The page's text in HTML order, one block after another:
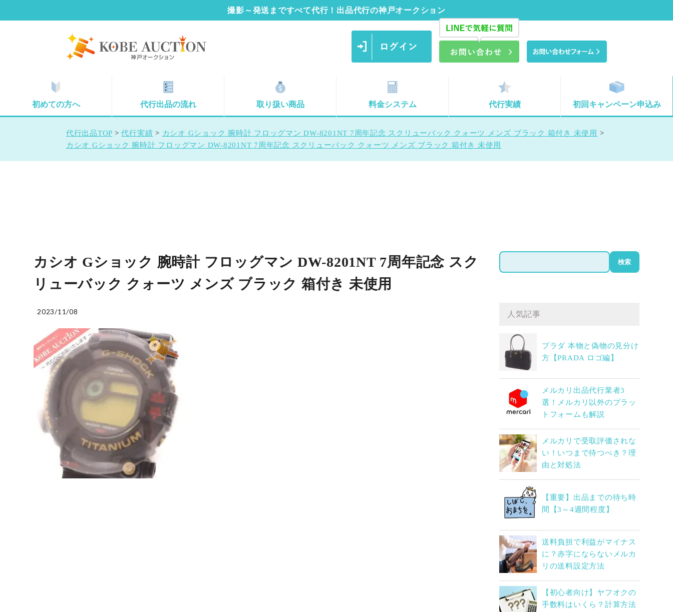
撮影～発送まですべて代行！出品代行の神戸オークション
初めての方へ 代行出品の流れ 取り扱い商品 料金システム 代行実績 初回キャンペーン申込み
代行出品TOP >代行実績 > カシオ Gショック 腕時計 フロッグマン DW-8201NT 7周年記念 スクリューバック クォーツ メンズ ブラック 箱付き 未使用 >
カシオ Gショック 腕時計 フロッグマン DW-8201NT 7周年記念 スクリューバック クォーツ メンズ ブラック 箱付き 未使用
カシオ Gショック 腕時計 フロッグマン DW-8201NT 7周年記念 スク
リューバック クォーツ メンズ ブラック 箱付き 未使用
2023/11/08
検
索
検索
人気記事
プラダ 本物と偽物の見分け
方【PRADA ロゴ編】
メルカリ出品代行業者3
選！メルカリ以外のプラッ
トフォームも解説
メルカリで受取評価されな
い！いつまで待つべき？理
由と対処法
【重要】出品までの待ち時
間【3～4週間程度】
送料負担で利益がマイナス
に？赤字にならないメルカ
リの送料設定方法
【初心者向け】ヤフオクの
手数料はいくら？計算方法